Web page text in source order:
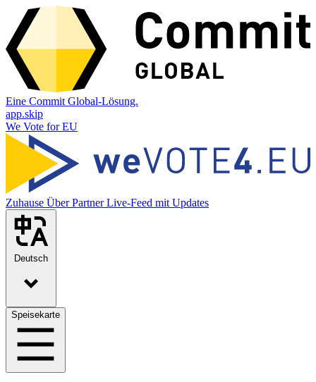
Eine Commit Global-Lösung.
app.skip
We Vote for EU
Zuhause ÜberPartnerLive-Feed mit Updates
Deutsch
Speisekarte